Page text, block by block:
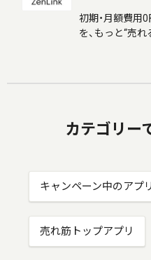
初期・月額費用
を、もっと“売れ
カテゴリー
キャンペーン中のアプ
売れ筋トップアプリ